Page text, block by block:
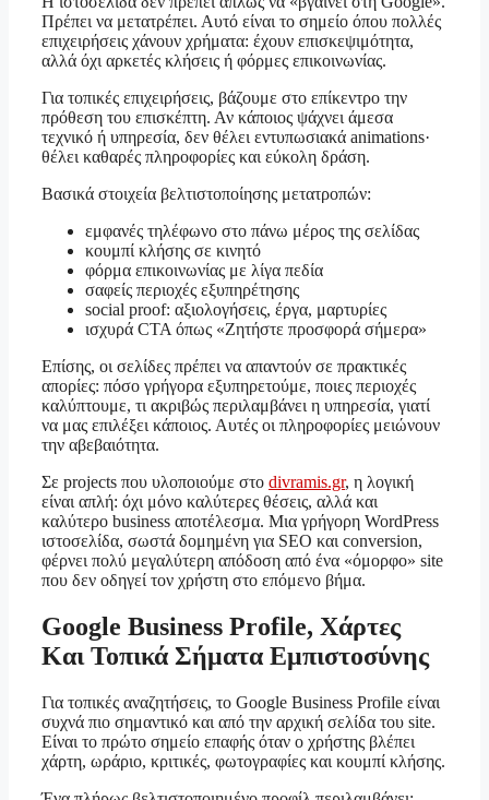
Πρέπει να μετατρέπει. Αυτό είναι το σημείο όπου πολλές
επιχειρήσεις χάνουν χρήματα: έχουν επισκεψιμότητα,
αλλά όχι αρκετές κλήσεις ή φόρμες επικοινωνίας.
Για τοπικές επιχειρήσεις, βάζουμε στο επίκεντρο την
πρόθεση του επισκέπτη. Αν κάποιος ψάχνει άμεσα
τεχνικό ή υπηρεσία, δεν θέλει εντυπωσιακά animations·
θέλει καθαρές πληροφορίες και εύκολη δράση.
Βασικά στοιχεία βελτιστοποίησης μετατροπών:
εμφανές τηλέφωνο στο πάνω μέρος της σελίδας
κουμπί κλήσης σε κινητό
φόρμα επικοινωνίας με λίγα πεδία
σαφείς περιοχές εξυπηρέτησης
social proof: αξιολογήσεις, έργα, μαρτυρίες
ισχυρά CTA όπως «Ζητήστε προσφορά σήμερα»
Επίσης, οι σελίδες πρέπει να απαντούν σε πρακτικές
απορίες: πόσο γρήγορα εξυπηρετούμε, ποιες περιοχές
καλύπτουμε, τι ακριβώς περιλαμβάνει η υπηρεσία, γιατί
να μας επιλέξει κάποιος. Αυτές οι πληροφορίες μειώνουν
την αβεβαιότητα.
Σε projects που υλοποιούμε στο divramis.gr, η λογική
είναι απλή: όχι μόνο καλύτερες θέσεις, αλλά και
καλύτερο business αποτέλεσμα. Μια γρήγορη WordPress
ιστοσελίδα, σωστά δομημένη για SEO και conversion,
φέρνει πολύ μεγαλύτερη απόδοση από ένα «όμορφο» site
που δεν οδηγεί τον χρήστη στο επόμενο βήμα.
Google Business Profile, Χάρτες
Και Τοπικά Σήματα Εμπιστοσύνης
Για τοπικές αναζητήσεις, το Google Business Profile είναι
συχνά πιο σημαντικό και από την αρχική σελίδα του site.
Είναι το πρώτο σημείο επαφής όταν ο χρήστης βλέπει
χάρτη, ωράριο, κριτικές, φωτογραφίες και κουμπί κλήσης.